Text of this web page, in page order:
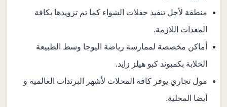
منطقة لأجل تنفيذ حفلات الشواء كما تم تزويدها بكافة
المعدات اللازمة.
أماكن مخصصة لممارسة رياضة اليوجا وسط الطبيعة
الخلابة بكمبوند كبو هيلز زايد.
مول تجاري يوفر كافة المحلات لأشهر البرندات العالمية و
أيضا المحلية.